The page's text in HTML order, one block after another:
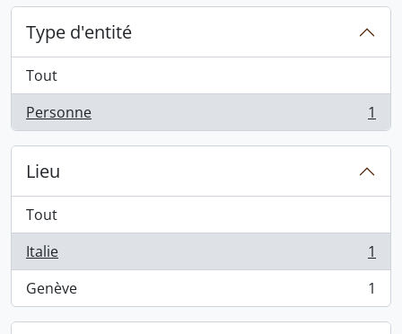
Type d'entité
Tout
Personne
, 1 résultats 1
Lieu
Tout
Italie
, 1 résultats
1
Genève
, 1 résultats 1